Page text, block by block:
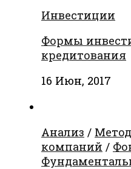
Инвестиции
Формы
кредитования
16 Июн, 2017
Анализ /
компаний /